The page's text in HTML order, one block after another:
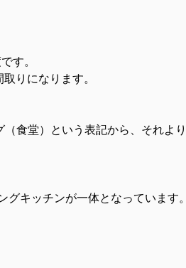
す。
りになります。
食堂）という表記から、それより
キッチンが一体となっています。